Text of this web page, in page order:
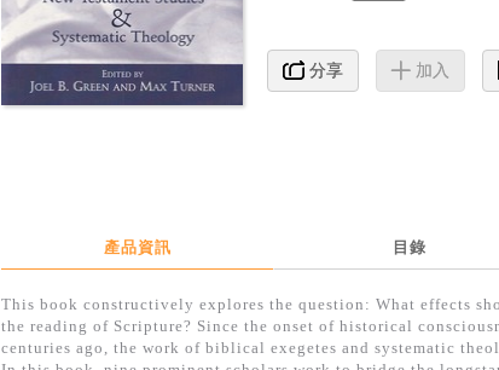
分享 加入
產品資訊 目錄
This book constructively explores the question: What effects
the reading of Scripture? Since the onset of historical
centuries ago, the work of biblical exegetes and systematic